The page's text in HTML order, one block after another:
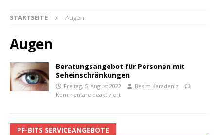
STARTSEITE Augen
Augen
Beratungsangebot für Personen mit
Seheinschränkungen
Freitag, 5. August 2022
Besim Karadeniz
Kommentare deaktiviert
PF-BITS SERVICEANGEBOTE